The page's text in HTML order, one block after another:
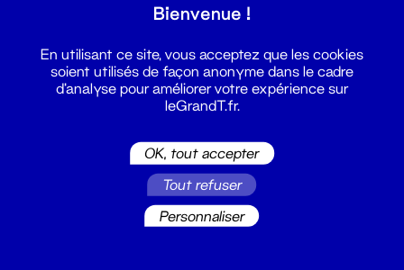
billetterie@leGrandT.fr
Bienvenue !
En utilisant ce site, vous acceptez que les cookies
soient utilisés de façon anonyme dans le cadre
d'analyse pour améliorer votre expérience sur
leGrandT.fr.
OK, tout accepter
Tout refuser
Personnaliser